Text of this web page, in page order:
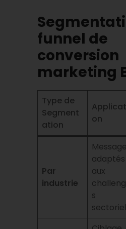
funnel de
conversion
marketing
Type de
Segment
ation
on
Par
industrie
adaptés
aux
s